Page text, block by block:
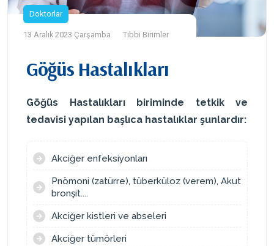
Doktorlar
13 Aralık 2023 Çarşamba Tıbbi Birimler
Göğüs Hastalıkları
Göğüs Hastalıkları biriminde tetkik ve
tedavisi yapılan başlıca hastalıklar şunlardır:
Akciğer enfeksiyonları
Pnömoni (zatürre), tüberküloz (verem), Akut
bronşit....
Akciğer kistleri ve abseleri
Akciğer tümörleri